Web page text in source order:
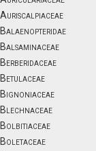
Auriscalpiaceae
Balaenopteridae
Balsaminaceae
Berberidaceae
Betulaceae
Bignoniaceae
Blechnaceae
Bolbitiaceae
Boletaceae